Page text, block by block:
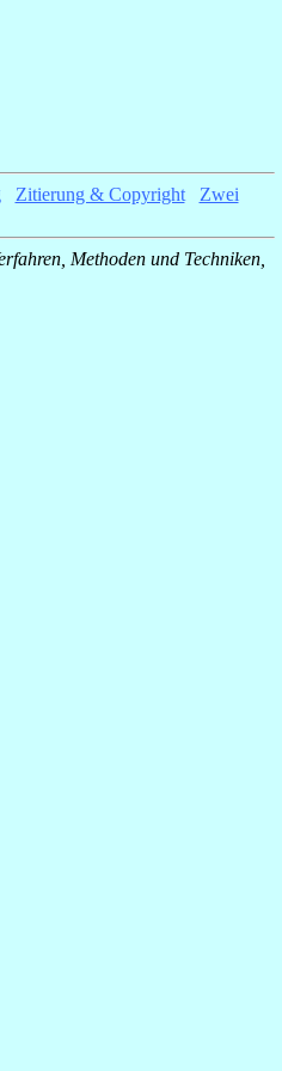
Zitierung & Copyright_ Zwei
Methoden und Techniken,